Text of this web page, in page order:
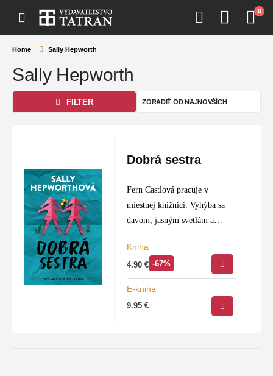
0
Home Sally Hepworth
Sally Hepworth
FILTER
Dobrá sestra
Fern Castlová pracuje v
miestnej knižnici. Vyhýba sa
davom, jasným svetlám a
to možné. Fern má dôsledne
organizovaný život a zmena
režimu môže mať nebezpečné
Kniha
4.90€ -67%
E-kniha
9.95€